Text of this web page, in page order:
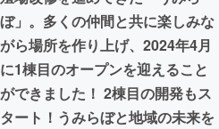
CAMPFIRE for Social Good
CAMPFIREふるさと納税
ぼ」。多くの仲間と共に楽しみな
がら場所を作り上げ、2024年4月
に1棟目のオープンを迎えること
ができました！ 2棟目の開発もス
タート！うみらぼと地域の未来を